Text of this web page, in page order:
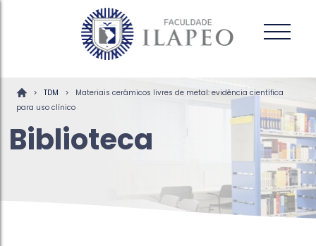
> TDM >
Materiais cerâmicos livres de metal: evidência científica
para uso clínico
Biblioteca